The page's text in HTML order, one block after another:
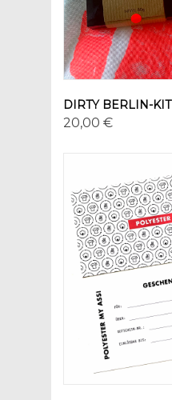
DIRTY BERLIN-KIT
20,00 €